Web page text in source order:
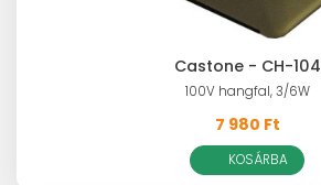
Castone - CH-104
100V hangfal, 3/6W
7 980 Ft
KOSÁRBA